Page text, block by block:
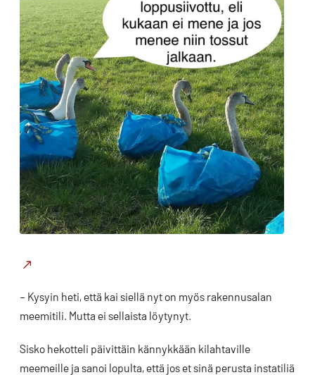
– Kysyin heti, että kai siellä nyt on myös rakennusalan
meemitili. Mutta ei sellaista löytynyt.
Sisko hekotteli päivittäin kännykkään kilahtaville
meemeille ja sanoi lopulta, että jos et sinä perusta instatiliä